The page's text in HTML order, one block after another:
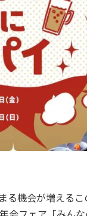
る機会が増える